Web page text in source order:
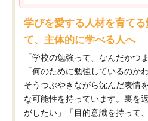
学びを愛する人材を育て
て、主体的に学べる人へ
「学校の勉強って、なんだかつ
「何のために勉強しているのか
そうつぶやきながら沈んだ表情
な可能性を持っています。裏を
がしたい」「目的意識を持って